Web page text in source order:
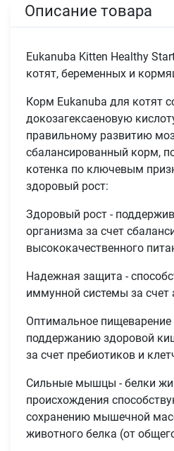
Описание товара
Eukanuba Kitten Healthy
котят, беременных и
Корм Eukanuba для котят
докозагексаеновую
правильному развитию
сбалансированный корм,
котенка по ключевым
здоровый рост:
Здоровый рост -
организма за счет
высококачественного
Надежная защита -
иммунной системы за счет
Оптимальное пищеварение
поддержанию здоровой
за счет пребиотиков и
Сильные мышцы - белки
происхождения
сохранению мышечной
животного белка (от